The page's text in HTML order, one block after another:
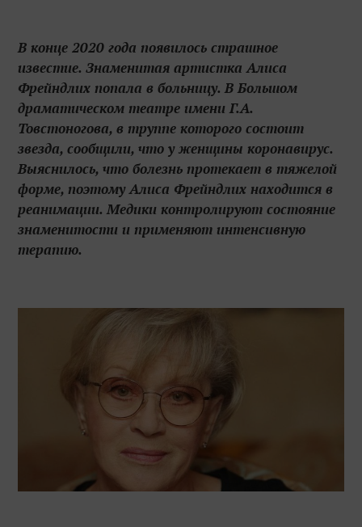
В конце 2020 года появилось страшное
известие. Знаменитая артистка Алиса
Фрейндлих попала в больницу. В Большом
драматическом театре имени Г.А.
Товстоногова, в труппе которого состоит
звезда, сообщили, что у женщины коронавирус.
Выяснилось, что болезнь протекает в тяжелой
форме, поэтому Алиса Фрейндлих находится в
реанимации. Медики контролируют состояние
знаменитости и применяют интенсивную
терапию.